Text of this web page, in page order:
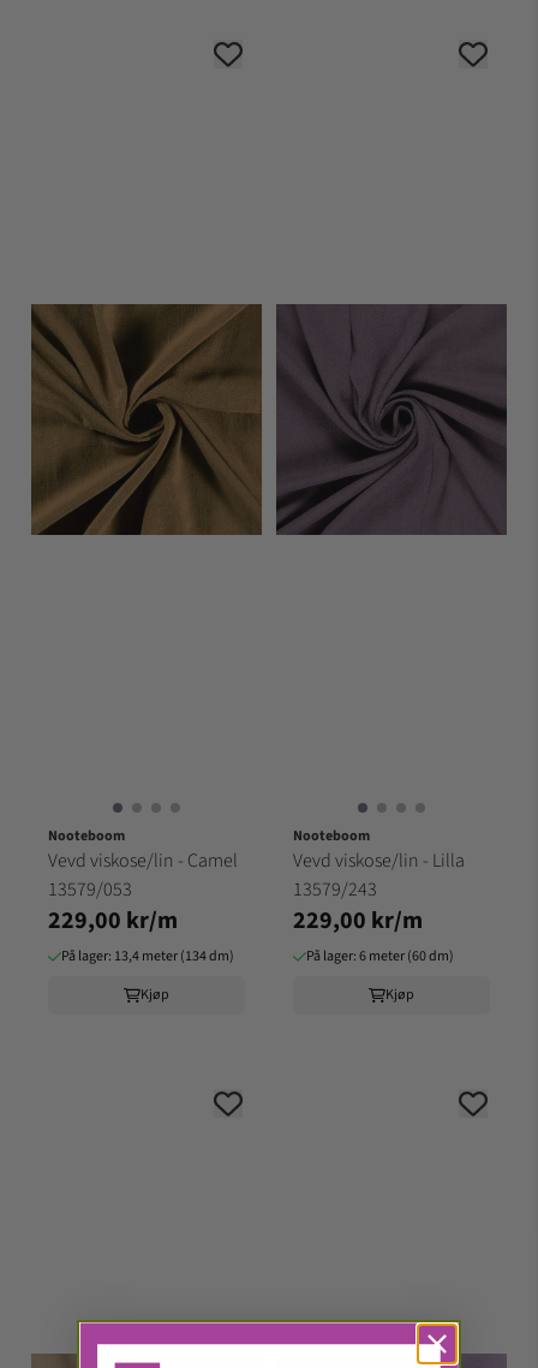
Nooteboom
Vevd viskose/lin - Camel
13579/053
229,00 kr/m
På lager: 13,4 meter (134 dm)
Kjøp
Nooteboom
Vevd viskose/lin - Lilla
13579/243
229,00 kr/m
På lager: 6 meter (60 dm)
Kjøp